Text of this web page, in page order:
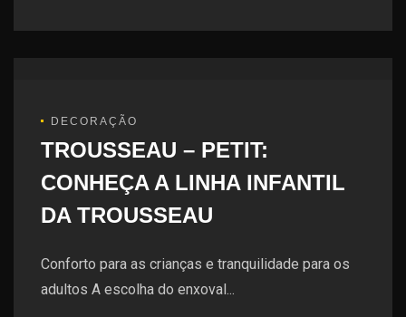
DECORAÇÃO
TROUSSEAU – PETIT:
CONHEÇA A LINHA INFANTIL
DA TROUSSEAU
Conforto para as crianças e tranquilidade para os
adultos A escolha do enxoval...